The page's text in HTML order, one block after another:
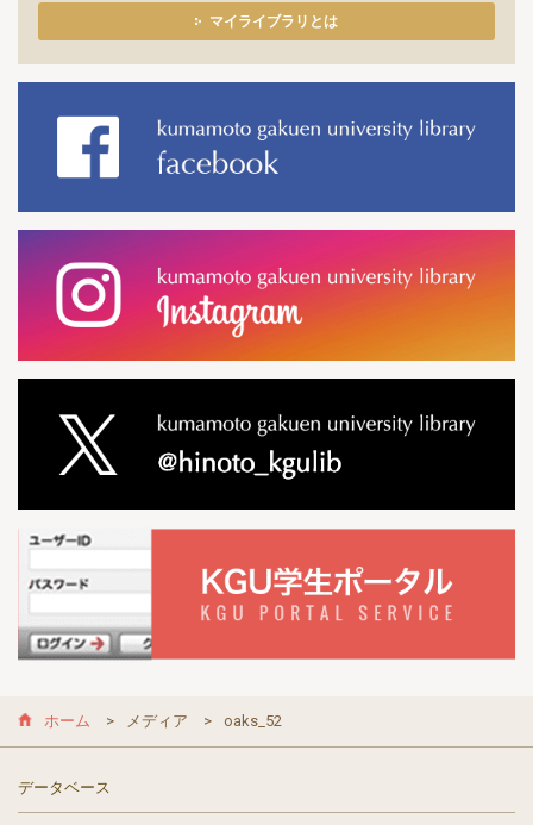
マイライブラリとは
ホーム メディア oaks_52
データベース